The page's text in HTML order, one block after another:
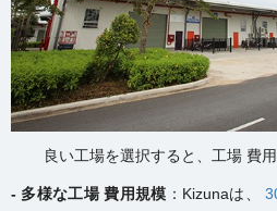
良い工場を選択すると、工場 費
- 多様な工場 費用規模 ：Kizunaは、